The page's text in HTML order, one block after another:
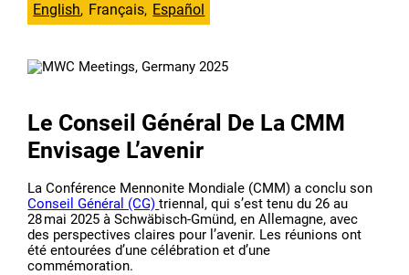
English Français Español
Le Conseil Général De La CMM
Envisage L’avenir
La Conférence Mennonite Mondiale (CMM) a conclu son
Conseil Général (CG)triennal, qui s’est tenu du 26 au
28 mai 2025 à Schwäbisch-Gmünd, en Allemagne, avec
des perspectives claires pour l’avenir. Les réunions ont
été entourées d’une célébration et d’une
commémoration.